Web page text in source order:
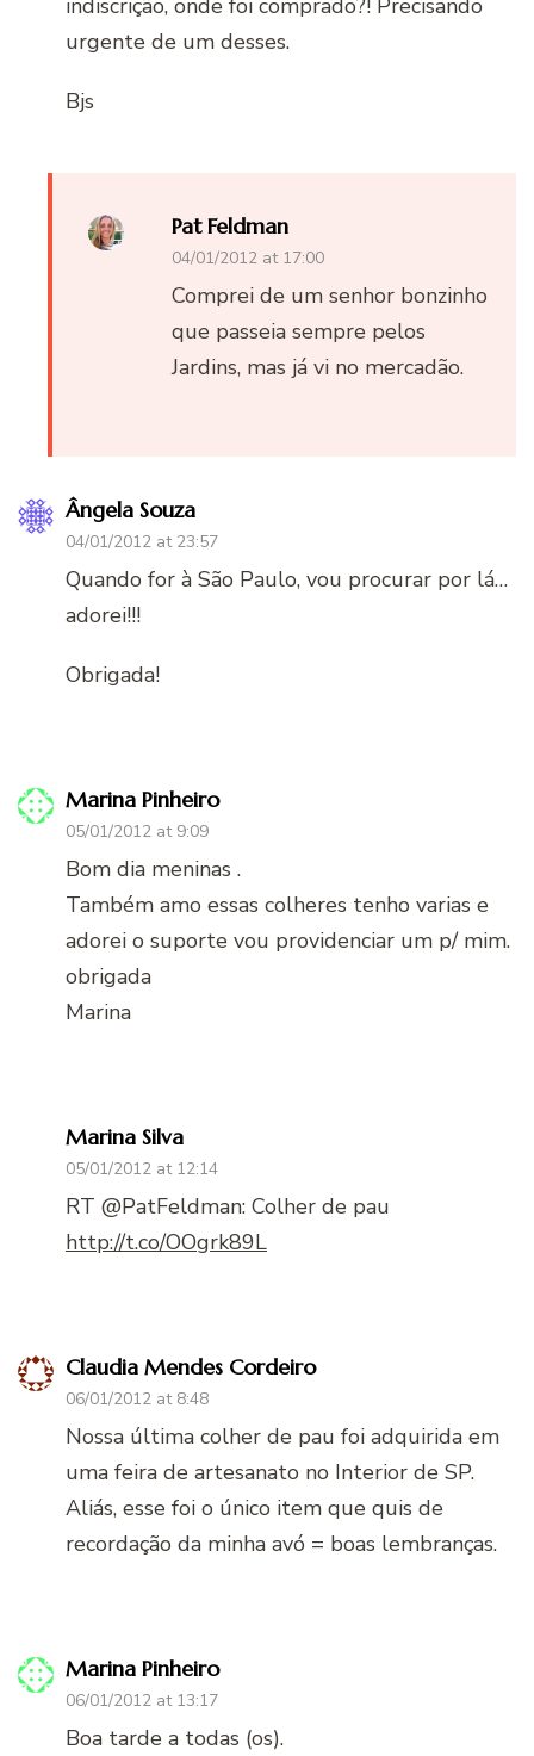
indiscrição, onde foi comprado?! Precisando
urgente de um desses.
Bjs
Pat Feldman
04/01/2012 at 17:00
Comprei de um senhor bonzinho
que passeia sempre pelos
Jardins, mas já vi no mercadão.
Ângela Souza
04/01/2012 at 23:57
Quando for à São Paulo, vou procurar por lá…
adorei!!!
Obrigada!
Marina Pinheiro
05/01/2012 at 9:09
Bom dia meninas .
Também amo essas colheres tenho varias e
adorei o suporte vou providenciar um p/ mim.
obrigada
Marina
Marina Silva
05/01/2012 at 12:14
RT @PatFeldman: Colher de pau
http://t.co/OOgrk89L
Claudia Mendes Cordeiro
06/01/2012 at 8:48
Nossa última colher de pau foi adquirida em
uma feira de artesanato no Interior de SP.
Aliás, esse foi o único item que quis de
recordação da minha avó = boas lembranças.
Marina Pinheiro
06/01/2012 at 13:17
Boa tarde a todas (os).